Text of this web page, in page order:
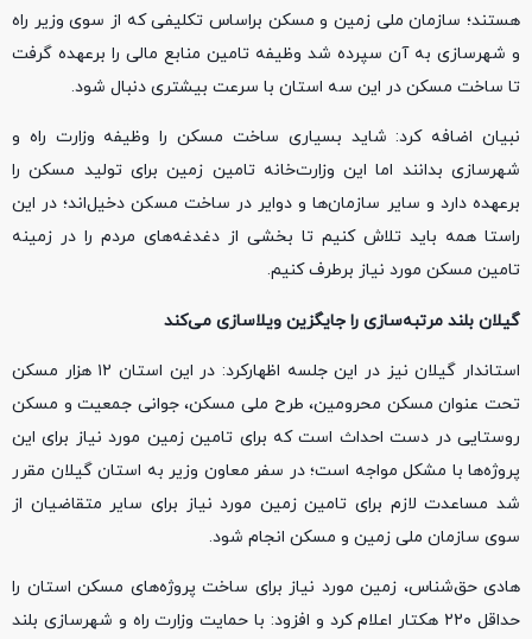
هستند؛ سازمان ملی زمین و مسکن براساس تکلیفی که از سوی وزیر راه
و شهرسازی به آن سپرده شد وظیفه تامین منابع مالی را برعهده گرفت
تا ساخت مسکن در این سه استان با سرعت بیشتری دنبال شود.
نبیان اضافه کرد: شاید بسیاری ساخت مسکن را وظیفه وزارت راه و
شهرسازی بدانند اما این وزارت‌خانه تامین زمین برای تولید مسکن را
برعهده دارد و سایر سازمان‌ها و دوایر در ساخت مسکن دخیل‌اند؛ در این
راستا همه باید تلاش کنیم تا بخشی از دغدغه‌های مردم را در زمینه
تامین مسکن مورد نیاز برطرف کنیم.
گیلان بلند مرتبه‌سازی را جایگزین ویلاسازی می‌کند
استاندار گیلان نیز در این جلسه اظهارکرد: در این استان ۱۲ هزار مسکن
تحت عنوان مسکن محرومین، طرح ملی مسکن، جوانی جمعیت و مسکن
روستایی در دست احداث است که برای تامین زمین مورد نیاز برای این
پروژه‌ها با مشکل مواجه است؛ در سفر معاون وزیر به استان گیلان مقرر
شد مساعدت لازم برای تامین زمین مورد نیاز برای سایر متقاضیان از
سوی سازمان ملی زمین و مسکن انجام شود.
هادی حق‌شناس، زمین مورد نیاز برای ساخت پروژه‌های مسکن استان را
حداقل ۲۲۰ هکتار اعلام کرد و افزود: با حمایت وزارت راه و شهرسازی بلند